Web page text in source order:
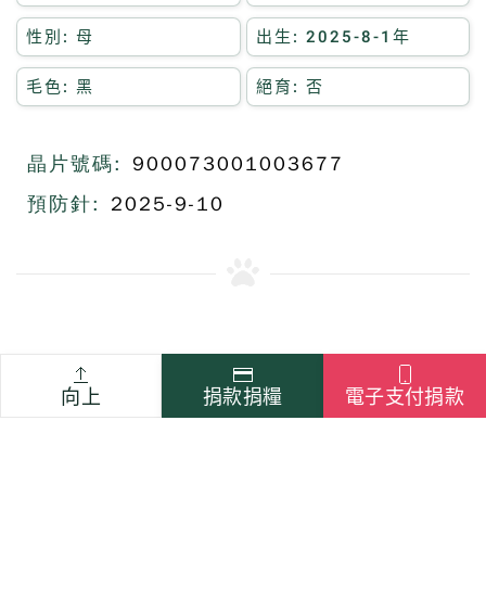
性別: 母 出生: 2025-8-1年
毛色: 黑 絕育: 否
晶片號碼: 900073001003677
預防針:
2025-9-10
向上 捐款捐糧 電子支付捐款